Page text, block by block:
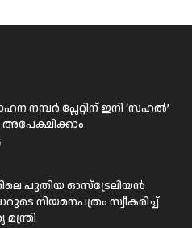
നമ്പർ പ്ലേറ്റിന് ഇനി ‘സഹൽ’
പുതിയ ഓസ്ട്രേലിയൻ
നിയമനപത്രം സ്വീകരിച്ച്